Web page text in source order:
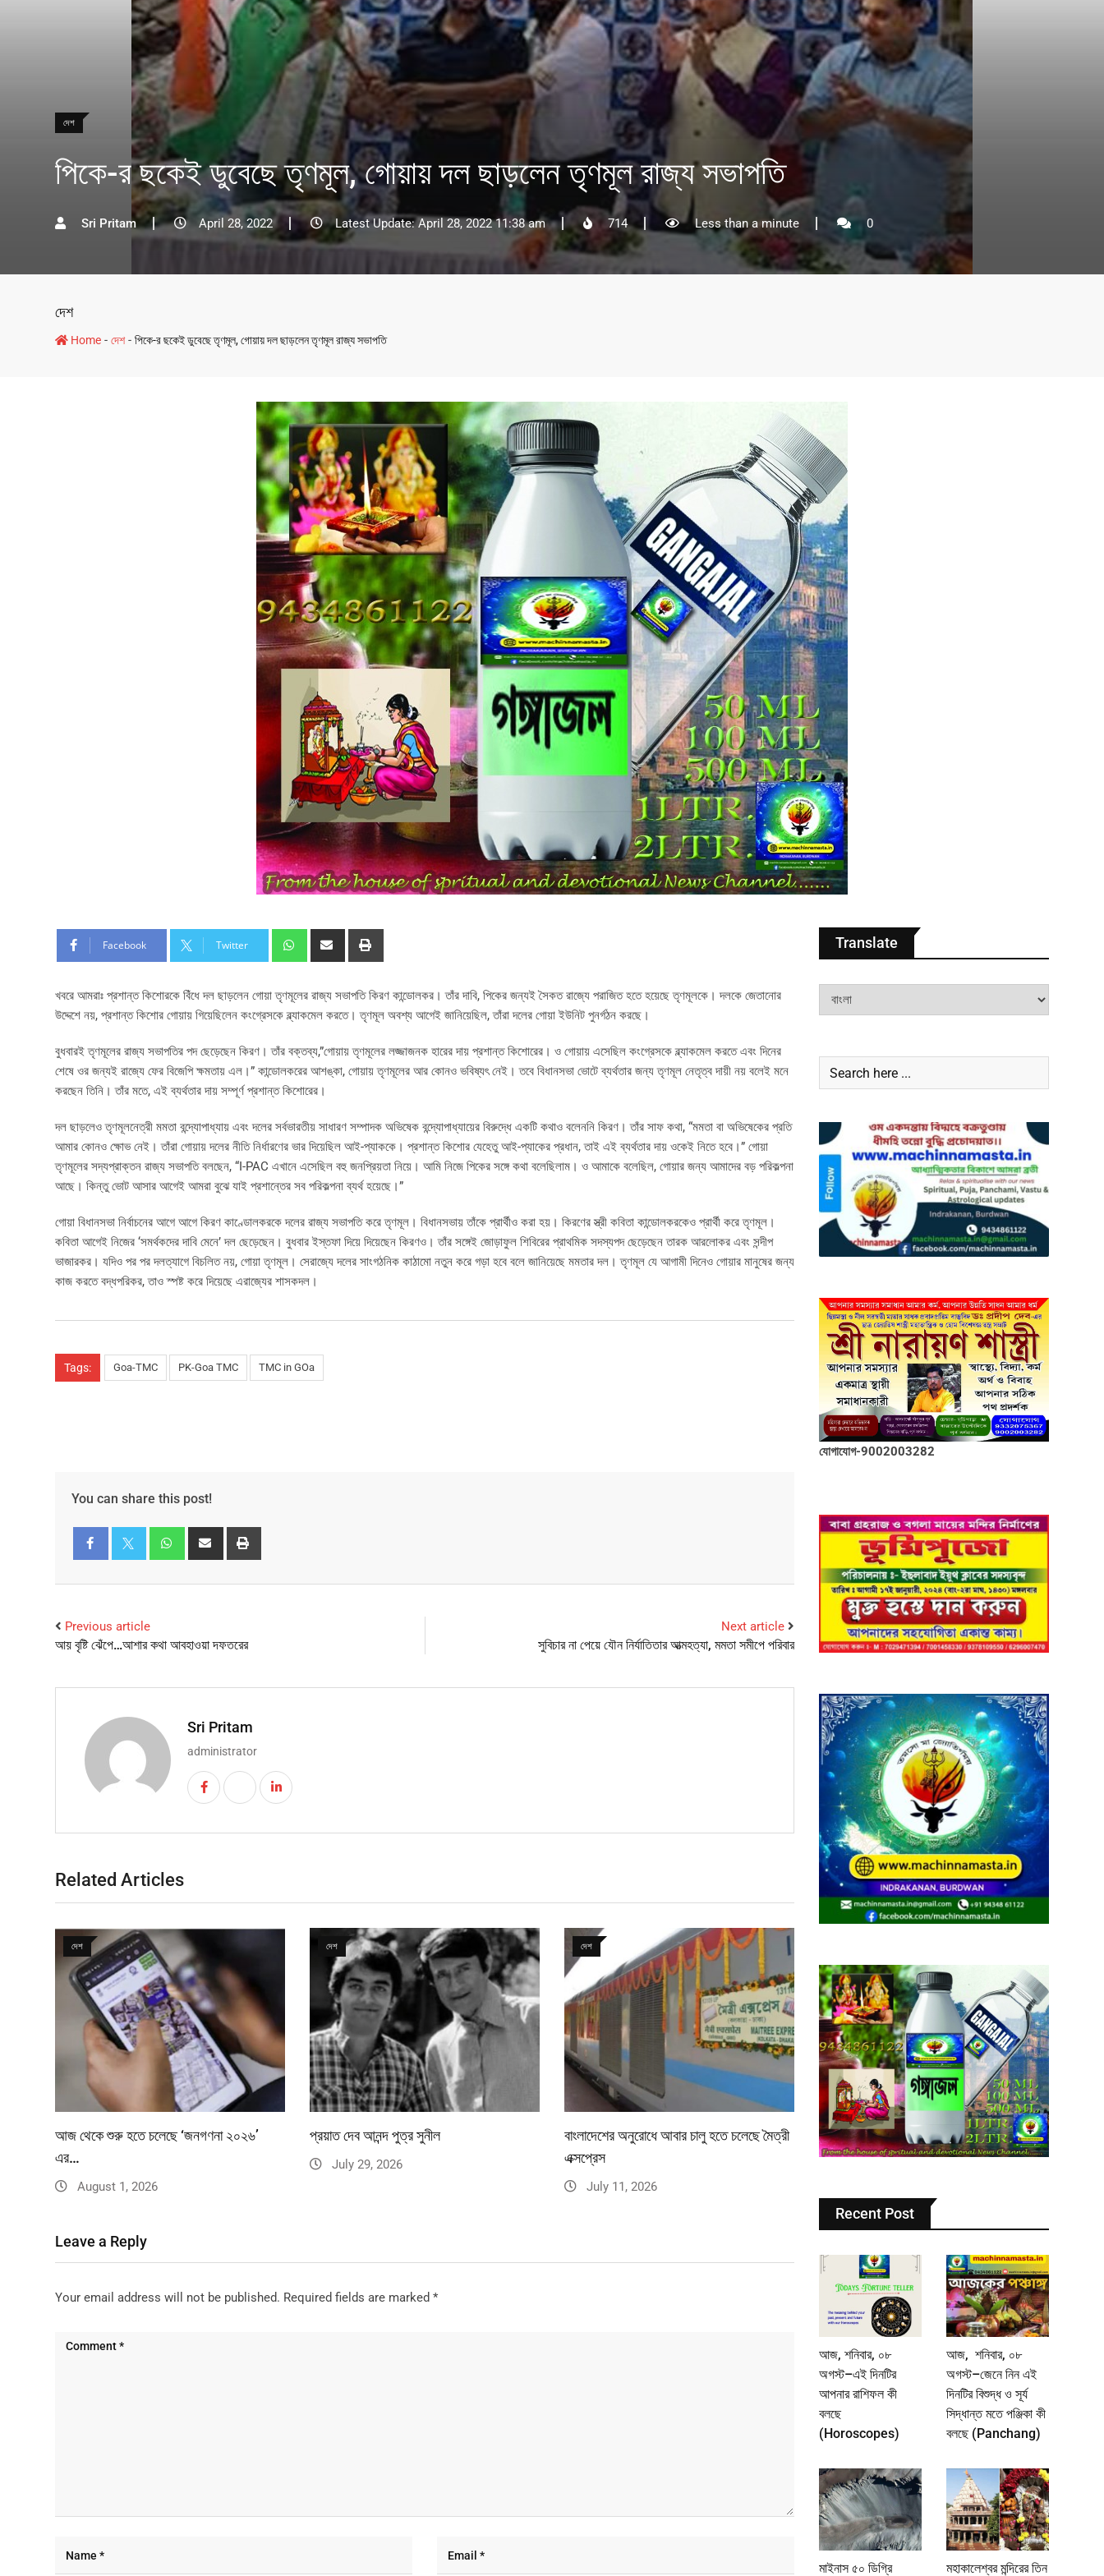
দেশ
পিকে-র ছকেই ডুবেছে তৃণমূল, গোয়ায় দল ছাড়লেন তৃণমূল রাজ্য সভাপতি
Sri Pritam April 28, 2022 Latest Update: April 28, 2022 11:38 am 714 Less than a minute 0
দেশ
Home - দেশ- পিকে-র ছকেই ডুবেছে তৃণমূল, গোয়ায় দল ছাড়লেন তৃণমূল রাজ্য সভাপতি
Facebook Twitter
খবরে আমরাঃ প্রশান্ত কিশোরকে বিঁধে দল ছাড়লেন গোয়া তৃণমূলের রাজ্য সভাপতি কিরণ কান্ডোলকর। তাঁর দাবি, পিকের জন্যই সৈকত রাজ্যে পরাজিত হতে হয়েছে তৃণমূলকে। দলকে জেতানোর
উদ্দেশে নয়, প্রশান্ত কিশোর গোয়ায় গিয়েছিলেন কংগ্রেসকে ব্ল্যাকমেল করতে। তৃণমূল অবশ্য আগেই জানিয়েছিল, তাঁরা দলের গোয়া ইউনিট পুনর্গঠন করছে।
বুধবারই তৃণমূলের রাজ্য সভাপতির পদ ছেড়েছেন কিরণ। তাঁর বক্তব্য,”গোয়ায় তৃণমূলের লজ্জাজনক হারের দায় প্রশান্ত কিশোরের। ও গোয়ায় এসেছিল কংগ্রেসকে ব্ল্যাকমেল করতে এবং দিনের
শেষে ওর জন্যই রাজ্যে ফের বিজেপি ক্ষমতায় এল।” কান্ডোলকরের আশঙ্কা, গোয়ায় তৃণমূলের আর কোনও ভবিষ্যৎ নেই। তবে বিধানসভা ভোটে ব্যর্থতার জন্য তৃণমূল নেতৃত্ব দায়ী নয় বলেই মনে
করছেন তিনি। তাঁর মতে, এই ব্যর্থতার দায় সম্পূর্ণ প্রশান্ত কিশোরের।
দল ছাড়লেও তৃণমূলনেত্রী মমতা বন্দ্যোপাধ্যায় এবং দলের সর্বভারতীয় সাধারণ সম্পাদক অভিষেক বন্দ্যোপাধ্যায়ের বিরুদ্ধে একটি কথাও বলেননি কিরণ। তাঁর সাফ কথা, “মমতা বা অভিষেকের প্রতি
আমার কোনও ক্ষোভ নেই। তাঁরা গোয়ায় দলের নীতি নির্ধারণের ভার দিয়েছিল আই-প্যাককে। প্রশান্ত কিশোর যেহেতু আই-প্যাকের প্রধান, তাই এই ব্যর্থতার দায় ওকেই নিতে হবে।” গোয়া
তৃণমূলের সদ্যপ্রাক্তন রাজ্য সভাপতি বলছেন, “I-PAC এখানে এসেছিল বহু জনপ্রিয়তা নিয়ে। আমি নিজে পিকের সঙ্গে কথা বলেছিলাম। ও আমাকে বলেছিল, গোয়ার জন্য আমাদের বড় পরিকল্পনা
আছে। কিন্তু ভোট আসার আগেই আমরা বুঝে যাই প্রশান্তের সব পরিকল্পনা ব্যর্থ হয়েছে।”
গোয়া বিধানসভা নির্বাচনের আগে আগে কিরণ কাণ্ডোলকরকে দলের রাজ্য সভাপতি করে তৃণমূল। বিধানসভায় তাঁকে প্রার্থীও করা হয়। কিরণের স্ত্রী কবিতা কান্ডোলকরকেও প্রার্থী করে তৃণমূল।
কবিতা আগেই নিজের ‘সমর্থকদের দাবি মেনে’ দল ছেড়েছেন। বুধবার ইস্তফা দিয়ে দিয়েছেন কিরণও। তাঁর সঙ্গেই জোড়াফুল শিবিরের প্রাথমিক সদস্যপদ ছেড়েছেন তারক আরলোকর এবং সন্দীপ
ভাজারকর। যদিও পর পর দলত্যাগে বিচলিত নয়, গোয়া তৃণমূল। সেরাজ্যে দলের সাংগঠনিক কাঠামো নতুন করে গড়া হবে বলে জানিয়েছে মমতার দল। তৃণমূল যে আগামী দিনেও গোয়ার মানুষের জন্য
কাজ করতে বদ্ধপরিকর, তাও স্পষ্ট করে দিয়েছে এরাজ্যের শাসকদল।
Tags: Goa-TMC PK-Goa TMC TMC in GOa
You can share this post!
Previous article
আয় বৃষ্টি ঝেঁপে…আশার কথা আবহাওয়া দফতরের
Next article
সুবিচার না পেয়ে যৌন নির্যাতিতার আত্মহত্যা, মমতা সমীপে পরিবার
Sri Pritam
administrator
Related Articles
দেশ
আজ থেকে শুরু হতে চলেছে ‘জনগণনা ২০২৬’
এর…
August 1, 2026
দেশ
প্রয়াত দেব আনন্দ পুত্র সুনীল
July 29, 2026
দেশ
বাংলাদেশের অনুরোধে আবার চালু হতে চলেছে মৈত্রী
এক্সপ্রেস
July 11, 2026
Leave a Reply
Your email address will not be published. Required fields are marked *
Translate
যোগাযোগ-9002003282
Recent Post
আজ, শনিবার, ০৮
অগস্ট–এই দিনটির
আপনার রাশিফল কী
বলছে
(Horoscopes)
আজ, শনিবার, ০৮
অগস্ট–জেনে নিন এই
দিনটির বিশুদ্ধ ও সূর্য
সিদ্ধান্ত মতে পঞ্জিকা কী
বলছে (Panchang)
মাইনাস ৫০ ডিগ্রি মহাকালেশ্বর মন্দিরের তিন